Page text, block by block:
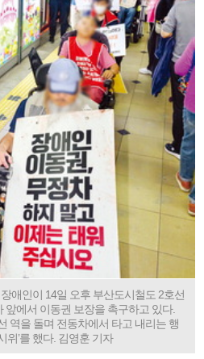
애인이 14일 오후 부산도시철도 2호선
에서 이동권 보장을 촉구하고 있다.
역을 돌며 전동차에서 타고 내리는 행
위’를 했다. 김영훈 기자